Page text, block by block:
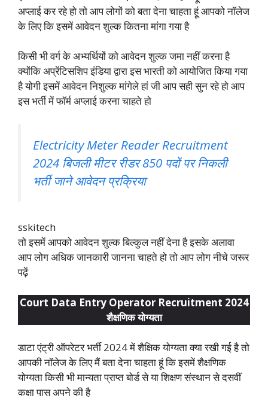
अप्लाई कर रहे हो तो आप लोगों को बता देना चाहता हूं आपको नॉलेज
के लिए कि इसमें आवेदन शुल्क कितना मांगा गया है
किसी भी वर्ग के अभ्यर्थियों को आवेदन शुल्क जमा नहीं करना है
क्योंकि अप्रेंटिसशिप इंडिया द्वारा इस भारती को आयोजित किया गया
है योगी इसमें आवेदन निशुल्क मांगेले हां जी आप सही सुन रहे हो आप
इस भर्ती में फॉर्म अप्लाई करना चाहते हो
Electricity Meter Reader Recruitment
2024 बिजली मीटर रीडर 850 पदों पर निकली
भर्ती जाने आवेदन प्रक्रिया
sskitech
तो इसमें आपको आवेदन शुल्क बिल्कुल नहीं देना है इसके अलावा
आप लोग अधिक जानकारी जानना चाहते हो तो आप लोग नीचे जरूर
पढ़ें
Court Data Entry Operator Recruitment 2024
शैक्षणिक योग्यता
डाटा एंट्री ऑपरेटर भर्ती 2024 में शैक्षिक योग्यता क्या रखी गई है तो
आपकी नॉलेज के लिए मैं बता देना चाहता हूं कि इसमें शैक्षणिक
योग्यता किसी भी मान्यता प्राप्त बोर्ड से या शिक्षण संस्थान से दसवीं
कक्षा पास अपने की है